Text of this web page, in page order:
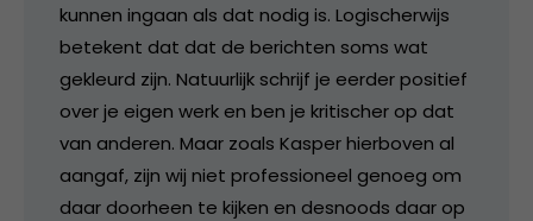
kunnen ingaan als dat nodig is. Logischerwijs
betekent dat dat de berichten soms wat
gekleurd zijn. Natuurlijk schrijf je eerder positief
over je eigen werk en ben je kritischer op dat
van anderen. Maar zoals Kasper hierboven al
aangaf, zijn wij niet professioneel genoeg om
daar doorheen te kijken en desnoods daar op